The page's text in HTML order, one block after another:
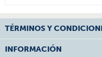
TÉRMINOS Y
INFORMACIÓN